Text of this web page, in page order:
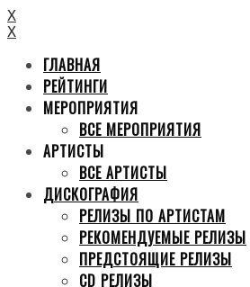
X
X
ГЛАВНАЯ
РЕЙТИНГИ
МЕРОПРИЯТИЯ
ВСЕ МЕРОПРИЯТИЯ
АРТИСТЫ
ВСЕ АРТИСТЫ
ДИСКОГРАФИЯ
РЕЛИЗЫ ПО АРТИСТАМ
РЕКОМЕНДУЕМЫЕ РЕЛИЗЫ
ПРЕДСТОЯЩИЕ РЕЛИЗЫ
CD РЕЛИЗЫ